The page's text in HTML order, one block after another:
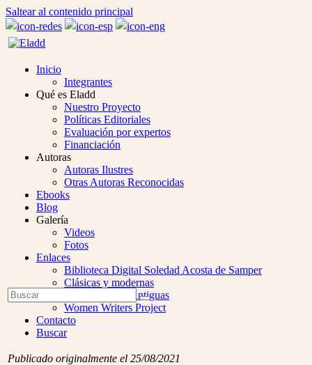
Saltear al contenido principal
Inicio
Integrantes
Qué es Eladd
Nuestro Proyecto
Políticas Editoriales
Evaluación por expertos
Financiación
Autoras
Autoras Ilustres
Otras Autoras Reconocidas
Ebooks
Blog
Galería
Videos
Fotos
Enlaces
Biblioteca Digital Soledad Acosta de Samper
Clásicas y modernas
Colección Las Antiguas
Women Writers Project
Contacto
Buscar
Open
Mobile
Menu
Buscar
Enviar
Publicado originalmente el 25/08/2021